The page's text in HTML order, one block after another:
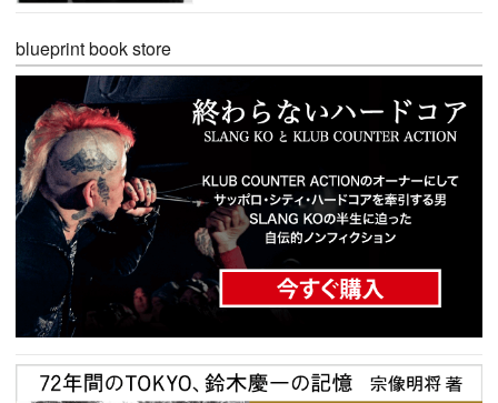
blueprint book store